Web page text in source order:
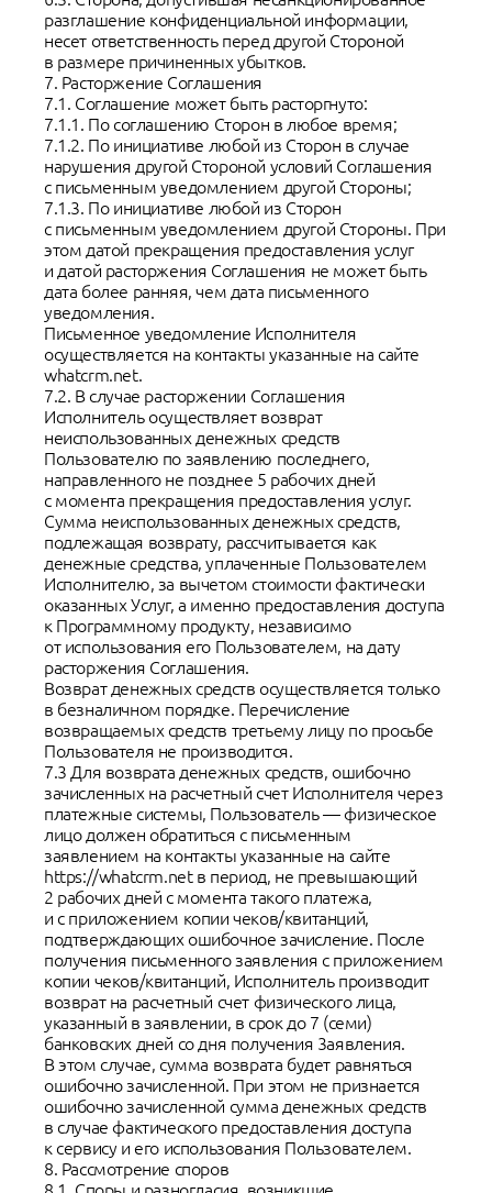
разглашение конфиденциальной информации,
несет ответственность перед другой Стороной
в размере причиненных убытков.
7. Расторжение Соглашения
7.1. Соглашение может быть расторгнуто:
7.1.1. По соглашению Сторон в любое время;
7.1.2. По инициативе любой из Сторон в случае
нарушения другой Стороной условий Соглашения
с письменным уведомлением другой Стороны;
7.1.3. По инициативе любой из Сторон
с письменным уведомлением другой Стороны. При
этом датой прекращения предоставления услуг
и датой расторжения Соглашения не может быть
дата более ранняя, чем дата письменного
уведомления.
Письменное уведомление Исполнителя
осуществляется на контакты указанные на сайте
whatcrm.net.
7.2. В случае расторжении Соглашения
Исполнитель осуществляет возврат
неиспользованных денежных средств
Пользователю по заявлению последнего,
направленного не позднее 5 рабочих дней
с момента прекращения предоставления услуг.
Сумма неиспользованных денежных средств,
подлежащая возврату, рассчитывается как
денежные средства, уплаченные Пользователем
Исполнителю, за вычетом стоимости фактически
оказанных Услуг, а именно предоставления доступа
к Программному продукту, независимо
от использования его Пользователем, на дату
расторжения Соглашения.
Возврат денежных средств осуществляется только
в безналичном порядке. Перечисление
возвращаемых средств третьему лицу по просьбе
Пользователя не производится.
7.3 Для возврата денежных средств, ошибочно
зачисленных на расчетный счет Исполнителя через
платежные системы, Пользователь — физическое
лицо должен обратиться с письменным
заявлением на контакты указанные на сайте
https://whatcrm.net в период, не превышающий
2 рабочих дней с момента такого платежа,
и с приложением копии чеков/квитанций,
подтверждающих ошибочное зачисление. После
получения письменного заявления с приложением
копии чеков/квитанций, Исполнитель производит
возврат на расчетный счет физического лица,
указанный в заявлении, в срок до 7 (семи)
банковских дней со дня получения 3аявления.
В этом случае, сумма возврата будет равняться
ошибочно зачисленной. При этом не признается
ошибочно зачисленной сумма денежных средств
в случае фактического предоставления доступа
к сервису и его использования Пользователем.
8. Рассмотрение споров